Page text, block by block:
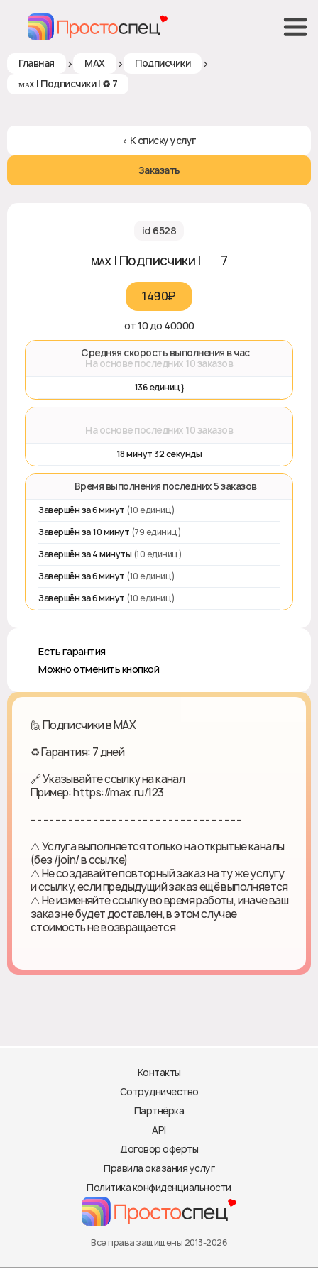
Главная > MAX > Подписчики >
ᴍᴀx | Подписчики | ♻ 7
< К списку услуг
Заказать
id 6528
ᴍᴀx | Подписчики | ♻ 7
1490₽‎
от 10 до 40000
🚀 Средняя скорость выполнения в час
На основе последних 10 заказов
136 единиц}
На основе последних 10 заказов
18 минут 32 секунды
⏱️ Время выполнения последних 5 заказов
Завершён за 6 минут (10 единиц)
Завершён за 10 минут (79 единиц)
Завершён за 4 минуты (10 единиц)
Завершён за 6 минут (10 единиц)
Завершён за 6 минут (10 единиц)
♻️ Есть гарантия
❎ Можно отменить кнопкой
🙋 Подписчики в MAX
♻ Гарантия: 7 дней
🔗 Указывайте ссылку на канал
Пример: https://max.ru/123
- - - - - - - - - - - - - - - - - - - - - - - - - - - - - - - - - -
⚠️ Услуга выполняется только на открытые каналы
(без /join/ в ссылке)
⚠️ Не создавайте повторный заказ на ту же услугу
и ссылку, если предыдущий заказ ещё выполняется
⚠️ Не изменяйте ссылку во время работы, иначе ваш
заказ не будет доставлен, в этом случае
стоимость не возвращается
Контакты
Сотрудничество
Партнёрка
API
Договор оферты
Правила оказания услуг
Политика конфиденциальности
Все права защищены 2013-2026